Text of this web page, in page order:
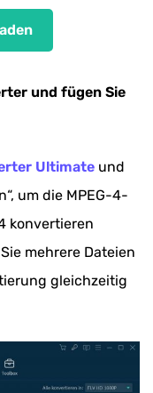
und fügen Sie
Ultimate und
um die MPEG-4-
konvertieren
mehrere Dateien
gleichzeitig